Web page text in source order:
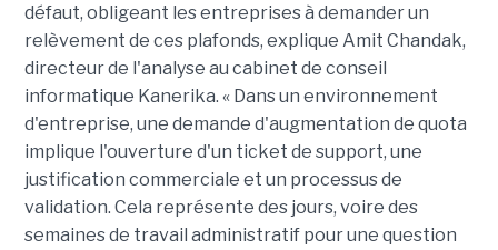
défaut, obligeant les entreprises à demander un
relèvement de ces plafonds, explique Amit Chandak,
directeur de l'analyse au cabinet de conseil
informatique Kanerika. « Dans un environnement
d'entreprise, une demande d'augmentation de quota
implique l'ouverture d'un ticket de support, une
justification commerciale et un processus de
validation. Cela représente des jours, voire des
semaines de travail administratif pour une question